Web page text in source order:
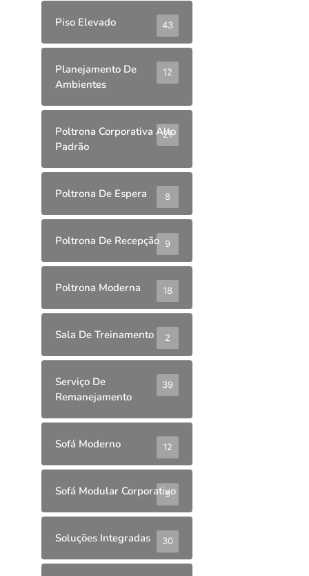
Piso Elevado 43
Planejamento De
Ambientes
12
Poltrona Corporativa Alto
Padrão
21
Poltrona De Espera 8
Poltrona De Recepção 9
Poltrona Moderna 18
Sala De Treinamento 2
Serviço De
Remanejamento
39
Sofá Moderno 12
Sofá Modular Corporativo
9
Soluções Integradas 30